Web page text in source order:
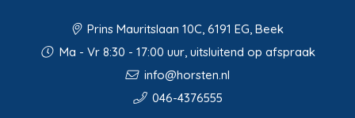
Prins Mauritslaan 10C, 6191 EG, Beek
Ma - Vr 8:30 - 17:00 uur, uitsluitend op afspraak
info@horsten.nl
046-4376555